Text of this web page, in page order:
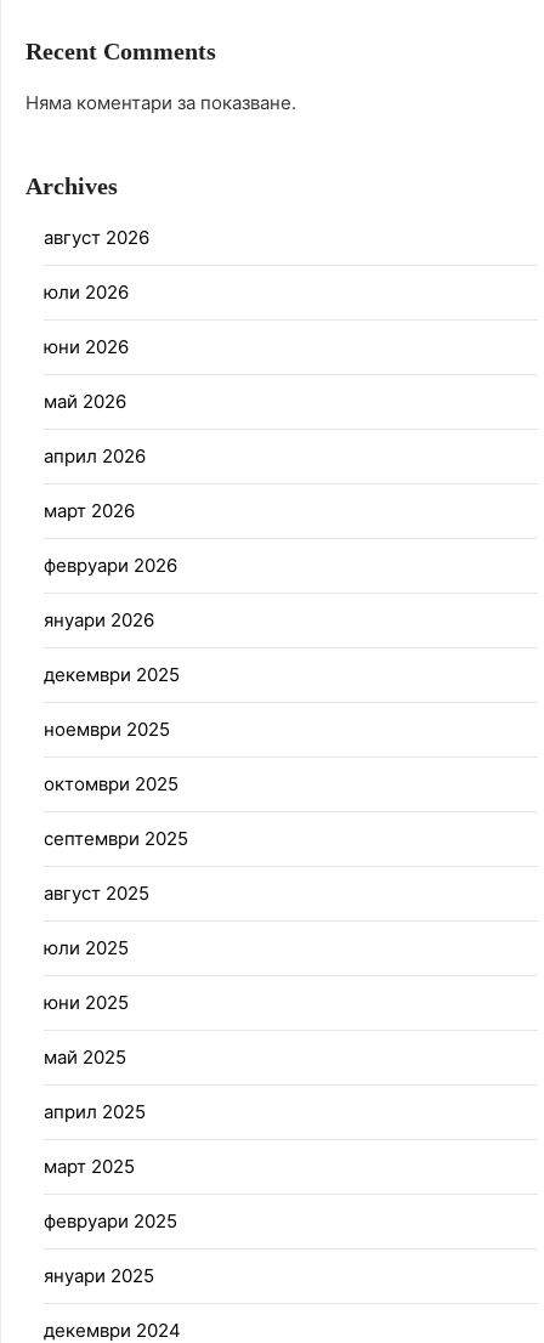
Recent Comments
Няма коментари за показване.
Archives
август 2026
юли 2026
юни 2026
май 2026
април 2026
март 2026
февруари 2026
януари 2026
декември 2025
ноември 2025
октомври 2025
септември 2025
август 2025
юли 2025
юни 2025
май 2025
април 2025
март 2025
февруари 2025
януари 2025
декември 2024